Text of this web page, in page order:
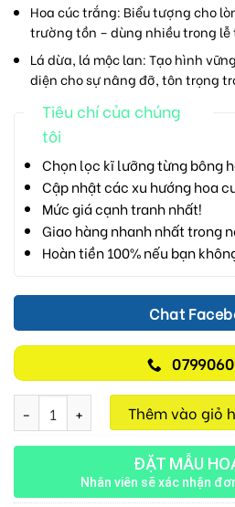
Hoa cúc trắng: Biểu tượng cho
trường tồn – dùng nhiều trong
Lá dừa, lá mộc lan:Tạo hình
diện cho sự nâng đỡ, tôn trọng
Tiêu chí của chúng
tôi
Chọn lọc kĩ lưỡng từng bông
Cập nhật các xu hướng hoa
Mức giá cạnh tranh nhất!
Giao hàng nhanh nhất trong
Hoàn tiền 100% nếu bạn
Chat
Thanh Tâm Vĩnh Biệt M106 số lượng
Thêm vào giỏ
ĐẶT MẪU
Nhân viên sẽ xác nhận